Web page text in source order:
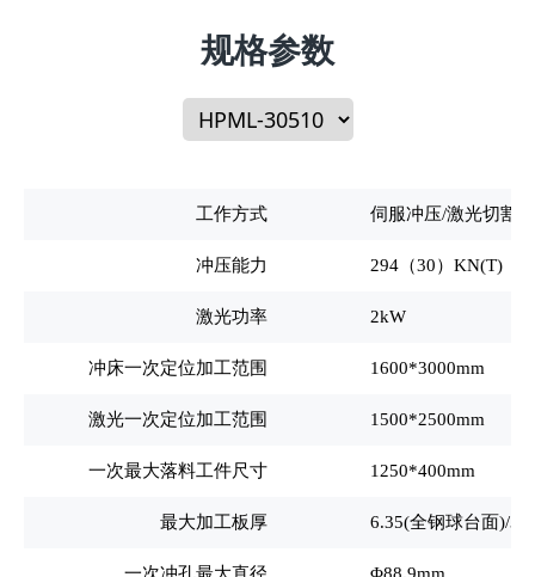
规格参数
工作方式 伺服冲压/激光切割
冲压能力 294 （30）KN(T)
激光功率 2kW
冲床一次定位加工范围 1600*3000mm
激光一次定位加工范围 1500*2500mm
一次最大落料工件尺寸 1250*400mm
最大加工板厚 6.35(全钢球台面)/3(